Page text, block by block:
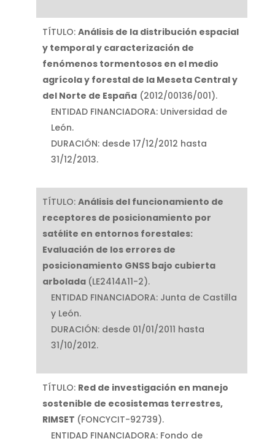
TÍTULO: Análisis de la distribución espacial
y temporal y caracterización de
fenómenos tormentosos en el medio
agrícola y forestal de la Meseta Central y
del Norte de España(2012/00136/001).
ENTIDAD FINANCIADORA: Universidad de
León.
DURACIÓN: desde 17/12/2012 hasta
31/12/2013.
TÍTULO: Análisis del funcionamiento de
receptores de posicionamiento por
satélite en entornos forestales:
Evaluación de los errores de
posicionamiento GNSS bajo cubierta
arbolada (LE2414A11-2).
ENTIDAD FINANCIADORA: Junta de Castilla
y León.
DURACIÓN: desde 01/01/2011 hasta
31/10/2012.
TÍTULO: Red de investigación en manejo
sostenible de ecosistemas terrestres,
RIMSET (FONCYCIT-92739).
ENTIDAD FINANCIADORA: Fondo de